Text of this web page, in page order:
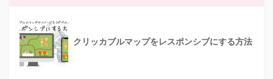
クリッカブルマップをレスポンシブにする方法